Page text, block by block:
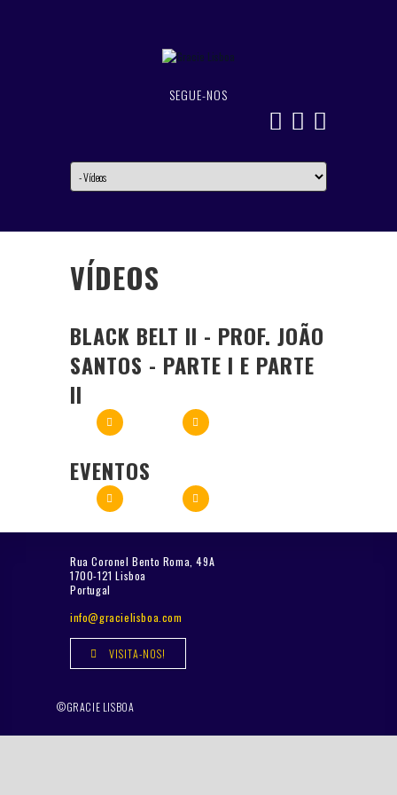
SEGUE-NOS
VÍDEOS
BLACK BELT II - PROF. JOÃO
SANTOS - PARTE I E PARTE
II
EVENTOS
Rua Coronel Bento Roma, 49A
1700-121 Lisboa
Portugal
info@gracielisboa.com
VISITA-NOS!
©GRACIE LISBOA